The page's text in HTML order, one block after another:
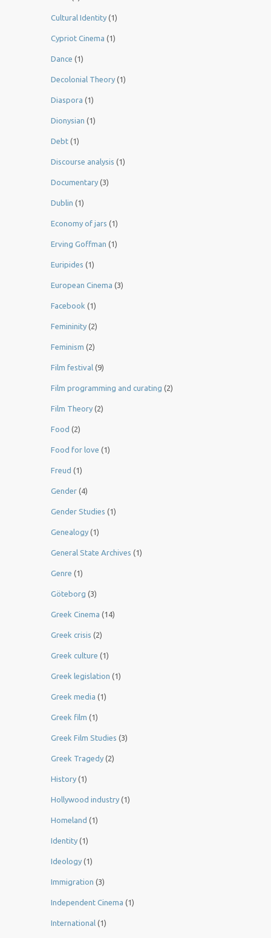
Cultural Identity (1)
Cypriot Cinema (1)
Dance (1)
Decolonial Theory (1)
Diaspora (1)
Dionysian (1)
Debt (1)
Discourse analysis (1)
Documentary (3)
Dublin (1)
Economy of jars (1)
Erving Goffman (1)
Euripides (1)
European Cinema (3)
Facebook (1)
Femininity (2)
Feminism (2)
Film festival (9)
Film programming and curating (2)
Film Theory (2)
Food (2)
Food for love (1)
Freud (1)
Gender (4)
Gender Studies (1)
Genealogy (1)
General State Archives (1)
Genre (1)
Göteborg (3)
Greek Cinema (14)
Greek crisis (2)
Greek culture (1)
Greek legislation (1)
Greek media (1)
Greek film (1)
Greek Film Studies (3)
Greek Tragedy (2)
History (1)
Hollywood industry (1)
Homeland (1)
Identity (1)
Ideology (1)
Immigration (3)
Independent Cinema (1)
International (1)